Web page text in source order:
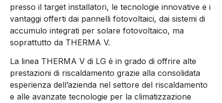
presso il target installatori, le tecnologie innovative e i
vantaggi offerti dai pannelli fotovoltaici, dai sistemi di
accumulo integrati per solare fotovoltaico, ma
soprattutto da THERMA V.
La linea THERMA V di LG è in grado di offrire alte
prestazioni di riscaldamento grazie alla consolidata
esperienza dell’azienda nel settore del riscaldamento
e alle avanzate tecnologie per la climatizzazione